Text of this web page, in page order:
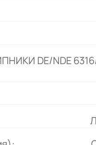
DE/NDE